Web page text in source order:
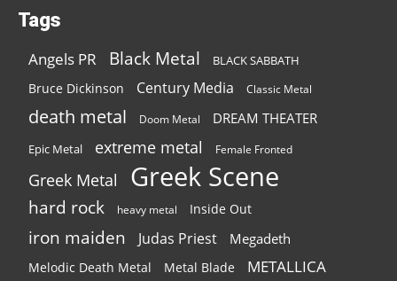
Tags
Angels PR Black Metal BLACK SABBATH
Bruce Dickinson Century Media Classic Metal
death metal Doom Metal DREAM THEATER
Epic Metal extreme metal Female Fronted
Greek Metal Greek Scene
hard rock heavy metal Inside Out
iron maiden Judas Priest Megadeth
Melodic Death Metal Metal Blade METALLICA